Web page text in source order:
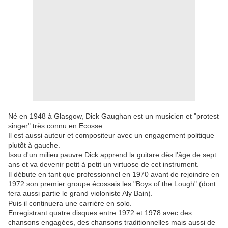
Né en 1948 à Glasgow, Dick Gaughan est un musicien et "protest
singer" très connu en Ecosse.
Il est aussi auteur et compositeur avec un engagement politique
plutôt à gauche.
Issu d'un milieu pauvre Dick apprend la guitare dès l'âge de sept
ans et va devenir petit à petit un virtuose de cet instrument.
Il débute en tant que professionnel en 1970 avant de rejoindre en
1972 son premier groupe écossais les "Boys of the Lough" (dont
fera aussi partie le grand violoniste Aly Bain).
Puis il continuera une carrière en solo.
Enregistrant quatre disques entre 1972 et 1978 avec des
chansons engagées, des chansons traditionnelles mais aussi de